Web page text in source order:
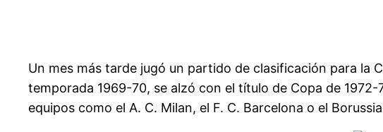
Un mes más tarde jugó un partido de clasificación para la
temporada 1969-70, se alzó con el título de Copa de
equipos como el A. C. Milan, el F. C. Barcelona o el